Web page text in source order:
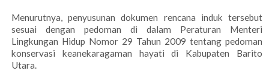
Menurutnya, penyusunan dokumen rencana induk tersebut
sesuai dengan pedoman di dalam Peraturan Menteri
Lingkungan Hidup Nomor 29 Tahun 2009 tentang pedoman
konservasi keanekaragaman hayati di Kabupaten Barito
Utara.